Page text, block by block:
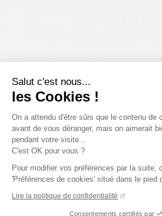
Salut c'est nous...
les Cookies !
On a attendu d'être sûrs que le contenu de
avant de vous déranger, mais on aimerait
pendant votre visite...
C'est OK pour vous ?
Pour modifier vos préférences par la suite,
'Préférences de cookies' situé dans le pied
Lire la politique de confidentialité
Consentements certifiés par